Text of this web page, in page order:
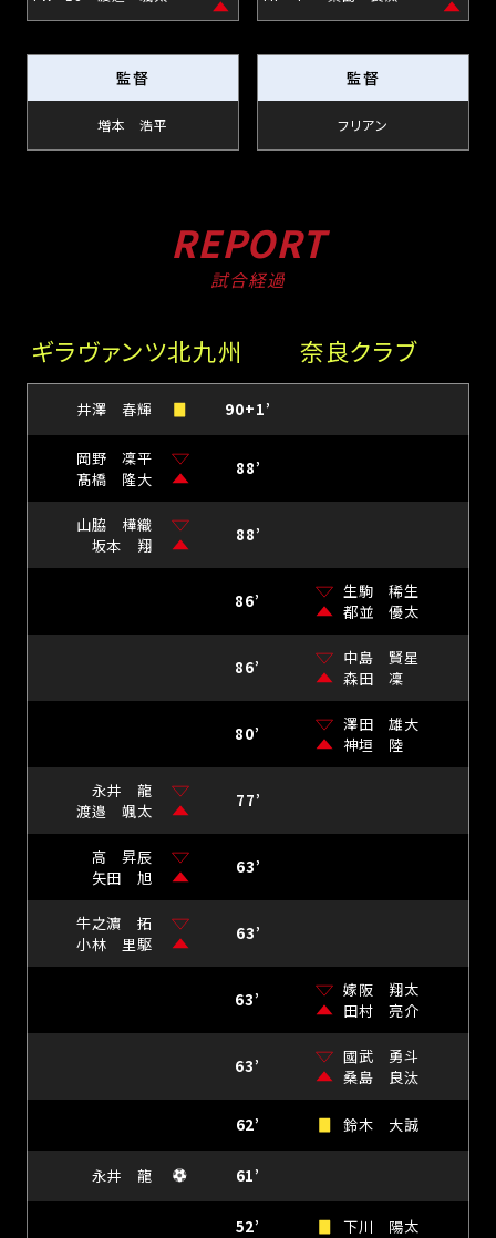
監督
増本 浩平
監督
フリアン
REPORT
試合経過
ギラヴァンツ北九州 奈良クラブ
井澤 春輝 90+1’
岡野 凜平
髙橋 隆大
88’
山脇 樺織
坂本 翔
88’
86’
生駒 稀生
都並 優太
86’
中島 賢星
森田 凜
80’
澤田 雄大
神垣 陸
永井 龍
渡邉 颯太
77’
高 昇辰
矢田 旭
63’
牛之濵 拓
小林 里駆
63’
63’
嫁阪 翔太
田村 亮介
63’
國武 勇斗
桑島 良汰
62’ 鈴木 大誠
永井 龍 61’
52’ 下川 陽太